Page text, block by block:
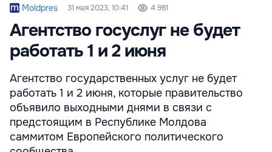
Moldpres 31 мая 2023, 10:41 4 981
Агентство госуслуг не будет
работать 1 и 2 июня
Агентство государственных услуг не будет
работать 1 и 2 июня, которые правительство
объявило выходными днями в связи с
предстоящим в Республике Молдова
саммитом Европейского политического